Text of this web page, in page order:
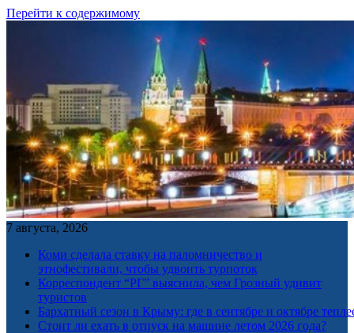
Перейти к содержимому
7 августа, 2026
Коми сделала ставку на паломничество и
этнофестивали, чтобы удвоить турпоток
Корреспондент “РГ” выяснила, чем Грозный удивит
туристов
Бархатный сезон в Крыму: где в сентябре и октябре
Стоит ли ехать в отпуск на машине летом 2026 года?